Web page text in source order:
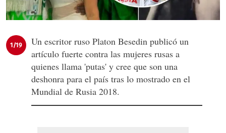
1/19
Un escritor ruso Platon Besedin publicó un
artículo fuerte contra las mujeres rusas a
quienes llama 'putas' y cree que son una
deshonra para el país tras lo mostrado en el
Mundial de Rusia 2018.